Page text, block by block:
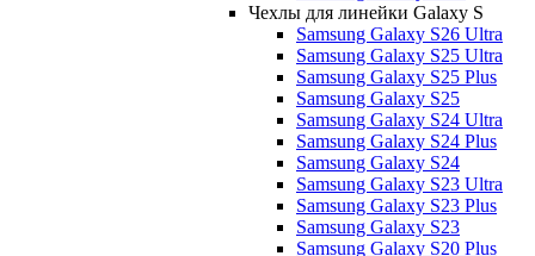
Чехлы для линейки Galaxy S
Samsung Galaxy S26 Ultra
Samsung Galaxy S25 Ultra
Samsung Galaxy S25 Plus
Samsung Galaxy S25
Samsung Galaxy S24 Ultra
Samsung Galaxy S24 Plus
Samsung Galaxy S24
Samsung Galaxy S23 Ultra
Samsung Galaxy S23 Plus
Samsung Galaxy S23
Samsung Galaxy S20 Plus